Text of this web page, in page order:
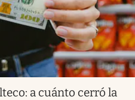
a cuánto cerró la